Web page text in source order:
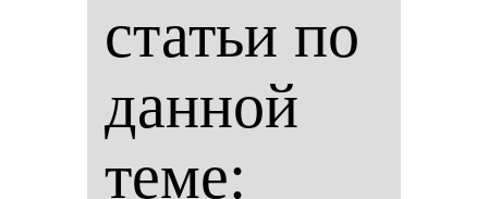
статьи по
данной
теме: